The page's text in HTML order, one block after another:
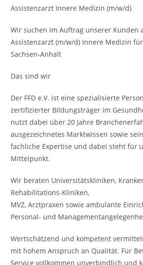
Assistenzarzt Innere Medizin (m/w/d)
Wir suchen im Auftrag unserer Kunden
Assistenzarzt (m/w/d) Innere Medizin
Sachsen-Anhalt
Das sind wir
Der FFD e.V. ist eine spezialisierte
zertifizierter Bildungsträger im
nutzt dabei über 20 Jahre
ausgezeichnetes Marktwissen sowie
fachliche Expertise und dabei steht für
Mittelpunkt.
Wir beraten Universitätskliniken,
Rehabilitations-Kliniken,
MVZ, Arztpraxen sowie ambulante
Personal- und
Wertschätzend und kompetent
mit hohem Anspruch an Qualität. Für
Service vollkommen unverbindlich und